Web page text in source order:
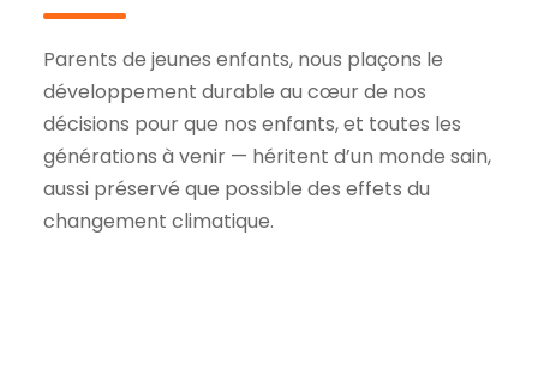
Parents de jeunes enfants, nous plaçons le
développement durable au cœur de nos
décisions pour que nos enfants, et toutes les
générations à venir — héritent d’un monde sain,
aussi préservé que possible des effets du
changement climatique.